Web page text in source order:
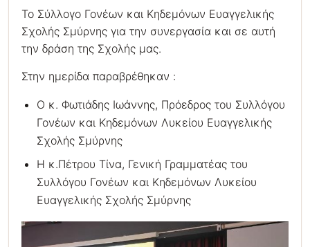
Το Σύλλογο Γονέων και Κηδεμόνων Ευαγγελικής
Σχολής Σμύρνης για την συνεργασία και σε αυτή
την δράση της Σχολής μας.
Στην ημερίδα παραβρέθηκαν :
Ο κ. Φωτιάδης Ιωάννης, Πρόεδρος του Συλλόγου
Γονέων και Κηδεμόνων Λυκείου Ευαγγελικής
Σχολής Σμύρνης
Η κ.Πέτρου Τίνα, Γενική Γραμματέας του
Συλλόγου Γονέων και Κηδεμόνων Λυκείου
Ευαγγελικής Σχολής Σμύρνης